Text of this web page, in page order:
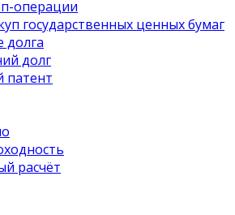
операции
государственных ценных бумаг
долга
долг
патент
расчёт